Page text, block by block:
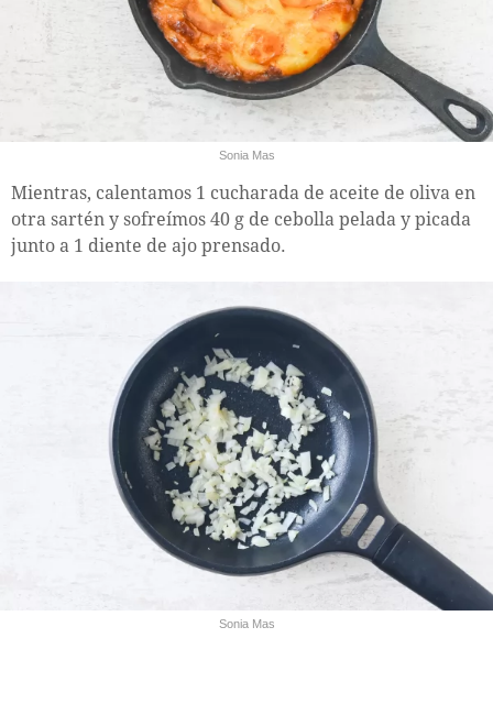
Sonia Mas
Mientras, calentamos 1 cucharada de aceite de oliva en
otra sartén y sofreímos 40 g de cebolla pelada y picada
junto a 1 diente de ajo prensado.
Sonia Mas